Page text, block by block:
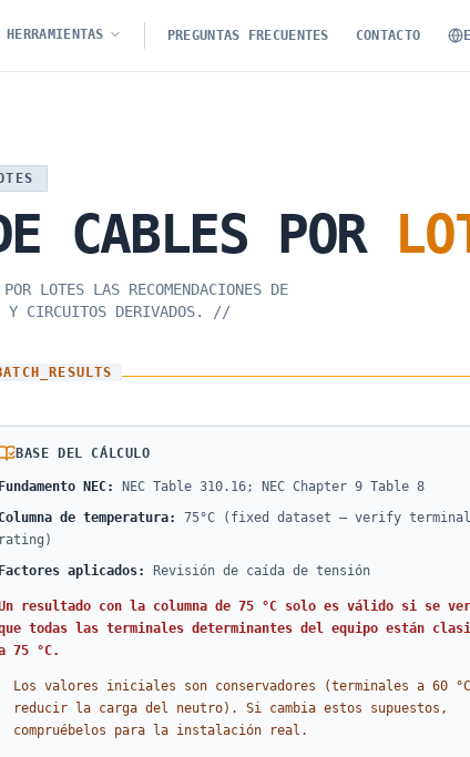
HERRAMIENTAS PREGUNTAS FRECUENTES CONTACTO
CABLES POR
LOTES LAS RECOMENDACIONES DE
Y CIRCUITOS DERIVADOS.
//
BASE DEL CÁLCULO
Fundamento NEC:
NEC Table 310.16; NEC Chapter 9 Table 8
Columna de temperatura: 75°C (fixed dataset — verify terminal
rating)
Factores aplicados: Revisión de caída de tensión
resultado con la columna de 75 °C solo es válido si se
todas las terminales determinantes del equipo están
75 °C.
Los valores iniciales son conservadores (terminales a 60
reducir la carga del neutro). Si cambia estos supuestos,
compruébelos para la instalación real.